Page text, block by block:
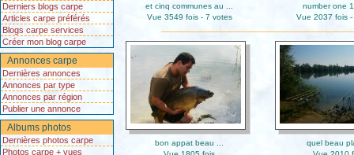
Derniers blogs carpe
Articles carpe préférés
Blogs carpe services
Créer mon blog carpe
Annonces carpe
Dernières annonces
Annonces par type
Annonces par région
Publier une annonce
Albums photos
Dernières photos carpe
Photos carpe + vues
et cinq communes au ...
Vue 3549 fois - 7 votes
number one
Vue 2037 fois -
bon appat beau ...
quel beau